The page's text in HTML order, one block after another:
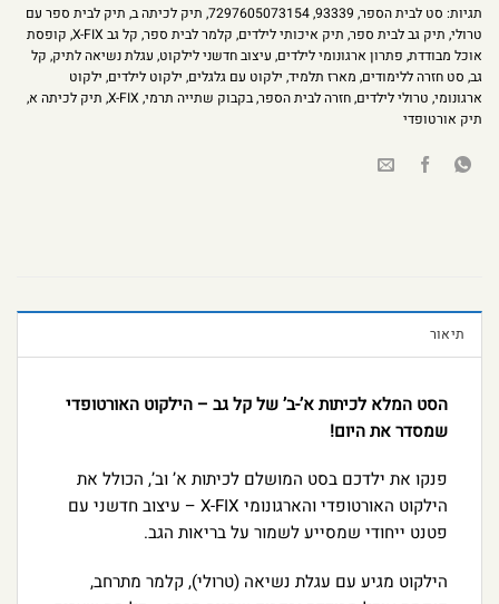
תגיות: סט לבית הספר,
93339
,
7297605073154
, תיק לכיתה ב, תיק לבית ספר עם
טרולי, תיק גב לבית ספר, תיק איכותי לילדים, קלמר לבית ספר, קל גב X-FIX , קופסת
אוכל מבודדת, פתרון ארגונומי לילדים, עיצוב חדשני לילקוט, עגלת נשיאה לתיק, קל
גב, סט חזרה ללימודים, מארז תלמיד, ילקוט עם גלגלים, ילקוט לילדים, ילקוט
ארגונומי, טרולי לילדים,חזרה לבית הספר,בקבוק שתייה תרמי,
X-FIX
, תיק לכיתה א,
תיק אורטופדי
תיאור
הסט המלא לכיתות א’-ב’ של קל גב – הילקוט האורטופדי
שמסדר את היום!
פנקו את ילדכם בסט המושלם לכיתות א’ וב’, הכולל את
הילקוט האורטופדי והארגונומי X-FIX – עיצוב חדשני עם
פטנט ייחודי שמסייע לשמור על בריאות הגב.
הילקוט מגיע עם עגלת נשיאה (טרולי), קלמר מתרחב,